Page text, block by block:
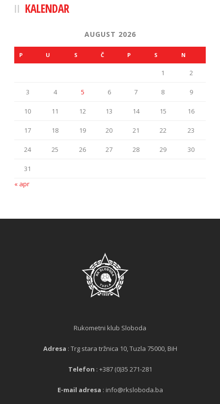
KALENDAR
AUGUST 2026
P U S Č P S N
1 2
3 4 5 6 7 8 9
10 11 12 13 14 15 16
17 18 19 20 21 22 23
24 25 26 27 28 29 30
31
« apr
Rukometni klub Sloboda
Adresa : Trg stara tržnica 10, Tuzla 75000, BiH
Telefon : +387 (0)35 271-281
E-mail adresa : info@rksloboda.ba